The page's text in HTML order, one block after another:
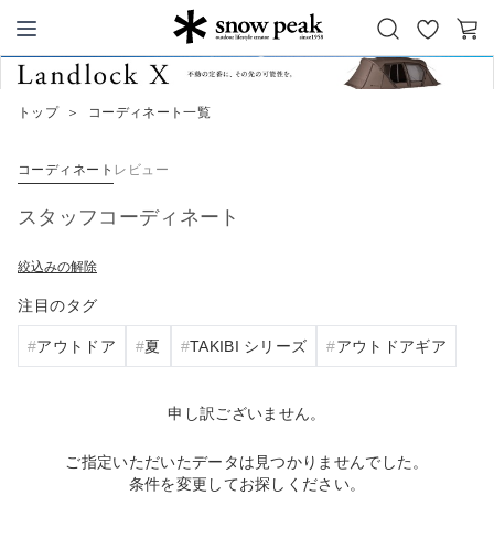
Snow Peak
お
気
カ
トップ ＞ コーディネート一覧
コーディネート レビュー
スタッフコーディネート
絞込みの解除
注目のタグ
アウトドア 夏 TAKIBI シリーズ アウトドアギア
申し訳ございません。
ご指定いただいたデータは見つかりませんでした。
条件を変更してお探しください。